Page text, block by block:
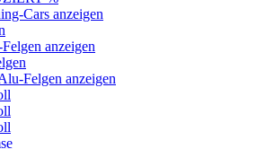
Cars anzeigen
anzeigen
Felgen anzeigen